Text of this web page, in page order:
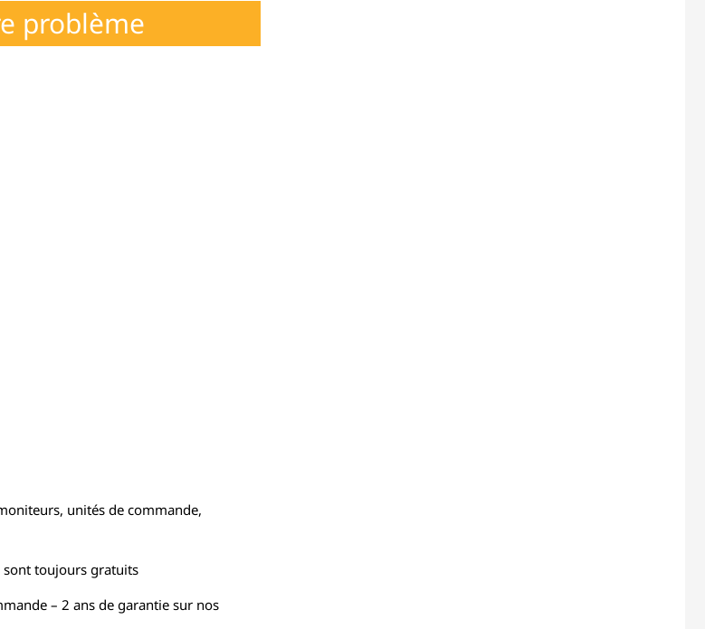
problème
unités de commande,
sont toujours gratuits
– 2 ans de garantie sur nos